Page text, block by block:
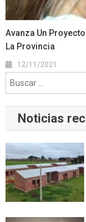
Avanza Un
La Provincia
12/11/2021
Noticias